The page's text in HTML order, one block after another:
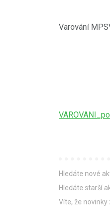
Varování
Hledáte nové
Hledáte starší
Víte, že